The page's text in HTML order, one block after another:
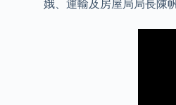
娥、運輸及房屋局局長陳